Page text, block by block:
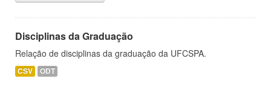
Disciplinas da Graduação
Relação de disciplinas da graduação da UFCSPA.
CSV ODT